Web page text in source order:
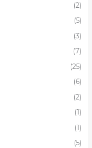
(2)
(5)
(3)
(7)
(25)
(6)
(2)
(1)
(1)
(5)